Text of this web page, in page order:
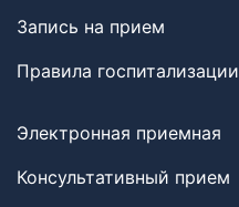
Запись на прием
Правила госпитализации
Электронная приемная
Консультативный прием